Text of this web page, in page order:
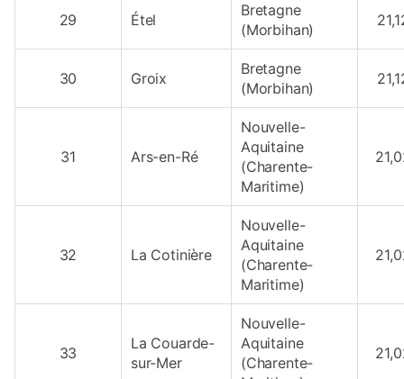
29 Étel
Bretagne
(Morbihan)
30 Groix
Bretagne
(Morbihan)
31 Ars-en-Ré
Nouvelle-
Aquitaine
(Charente-
Maritime)
32 La Cotinière
Nouvelle-
Aquitaine
(Charente-
Maritime)
33
La Couarde-
sur-Mer
Nouvelle-
Aquitaine
(Charente-